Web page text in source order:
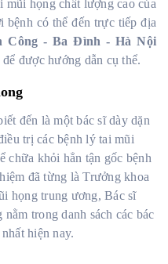
mũi họng chất lượng cao của
có thể đến trực tiếp địa
Công - Ba Đình - Hà Nội
để được hướng dẫn cụ thể.
đến là một bác sĩ dày dặn
trị các bệnh lý tai mũi
chữa khỏi hẳn tận gốc bệnh
đã từng là Trưởng khoa
họng trung ương, Bác sĩ
trong danh sách các bác
hiện nay.